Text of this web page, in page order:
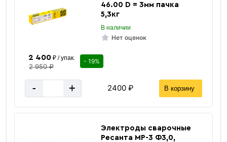
46.00 D = 3мм пачка
5,3кг
В наличии
Нет оценок
2 400₽ / упак.
2 950 ₽
- 19%
- + 2400 ₽ В корзину
Электроды сварочные
Ресанта МР-3 Ф3,0,